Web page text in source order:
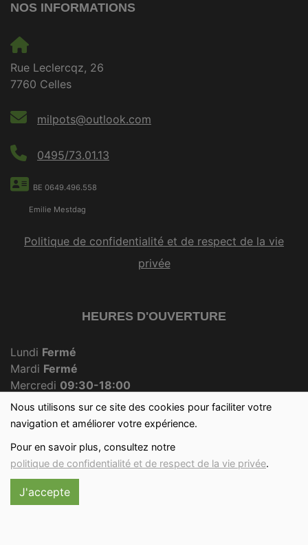
Nous utilisons sur ce site des cookies pour faciliter votre
navigation et améliorer votre expérience.
Pour en savoir plus, consultez notre
politique de confidentialité et de respect de la vie privée.
J'accepte
NOS INFORMATIONS
Rue Leclercqz, 26
7760 Celles
milpots@outlook.com
0495/73.01.13
BE 0649.496.558
Emilie Mestdag
Politique de confidentialité et de respect de la vie
privée
HEURES D'OUVERTURE
Lundi Fermé
Mardi Fermé
Mercredi 09:30-18:00
JeudiFermé
Vendredi 09:30-18:00
Dimanche09:30-12:00